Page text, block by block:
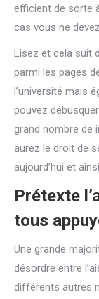
efficient de sorte
cas vous ne
Lisez et cela suit
parmi les pages
l’université mais
pouvez
grand nombre de
aurez le droit de
aujourd’hui et
Prétexte
tous
Une grande
désordre entre
différents autres